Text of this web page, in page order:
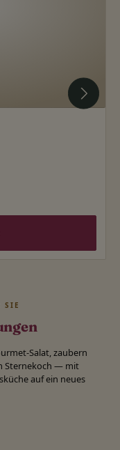
SIE
Salat, zaubern
Sternekoch — mit
auf ein neues